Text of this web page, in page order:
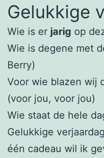
Gelukkige
Wie is er jarig op
Wie is degene met
Berry)
Voor wie blazen wij
(voor jou, voor jou)
Wie staat de hele
Gelukkige verjaardag
één cadeau wil ik